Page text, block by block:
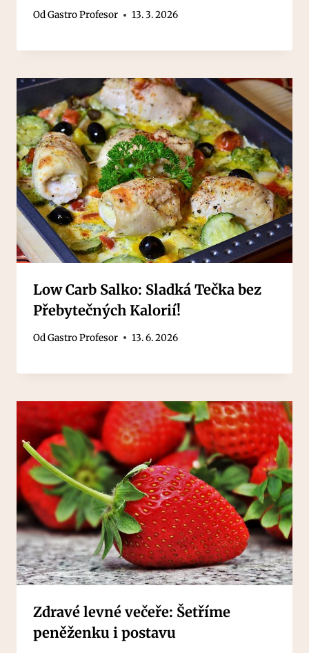
OdGastro Profesor 13. 3. 2026
Low Carb Salko: Sladká Tečka bez
Přebytečných Kalorií!
OdGastro Profesor 13. 6. 2026
Zdravé levné večeře: Šetříme
peněženku i postavu